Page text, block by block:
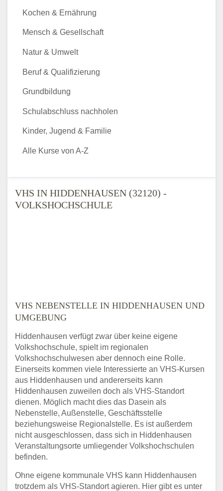
VHS IN HIDDENHAUSEN (32120) -
VOLKSHOCHSCHULE
VHS NEBENSTELLE IN HIDDENHAUSEN UND
UMGEBUNG
Hiddenhausen verfügt zwar über keine eigene
Volkshochschule, spielt im regionalen
Volkshochschulwesen aber dennoch eine Rolle.
Einerseits kommen viele Interessierte an VHS-Kursen
aus Hiddenhausen und andererseits kann
Hiddenhausen zuweilen doch als VHS-Standort
dienen. Möglich macht dies das Dasein als
Nebenstelle, Außenstelle, Geschäftsstelle
beziehungsweise Regionalstelle. Es ist außerdem
nicht ausgeschlossen, dass sich in Hiddenhausen
Veranstaltungsorte umliegender Volkshochschulen
befinden.
Ohne eigene kommunale VHS kann Hiddenhausen
trotzdem als VHS-Standort agieren. Hier gibt es unter
Kochen & Ernährung
Mensch & Gesellschaft
Natur & Umwelt
Beruf & Qualifizierung
Grundbildung
Schulabschluss nachholen
Kinder, Jugend & Familie
Alle Kurse von A-Z